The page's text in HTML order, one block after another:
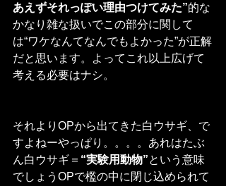
あえずそれっぽい理由つけてみた”的な
かなり雑な扱いでこの部分に関して
は“ワケなんてなんでもよかった”が正解
だと思います。よってこれ以上広げて
考える必要はナシ。
それよりOPから出てきた白ウサギ、で
すよねーやっぱり。。。。あれはたぶ
ん白ウサギ＝ “実験用動物”という意味
でしょうOPで檻の中に閉じ込められて